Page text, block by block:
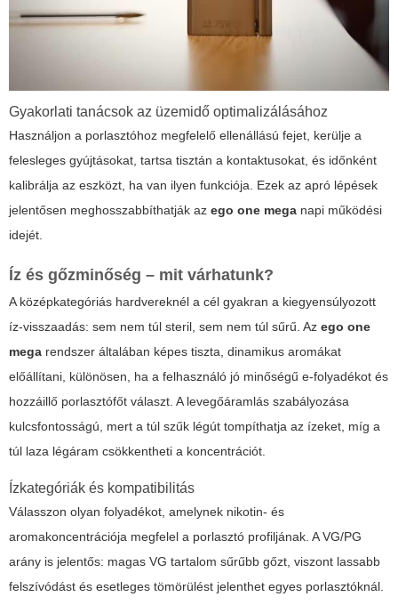
Gyakorlati tanácsok az üzemidő optimalizálásához
Használjon a porlasztóhoz megfelelő ellenállású fejet, kerülje a
felesleges gyújtásokat, tartsa tisztán a kontaktusokat, és időnként
kalibrálja az eszközt, ha van ilyen funkciója. Ezek az apró lépések
jelentősen meghosszabbíthatják az ego one mega napi működési
idejét.
Íz és gőzminőség – mit várhatunk?
A középkategóriás hardvereknél a cél gyakran a kiegyensúlyozott
íz-visszaadás: sem nem túl steril, sem nem túl sűrű. Az ego one
mega rendszer általában képes tiszta, dinamikus aromákat
előállítani, különösen, ha a felhasználó jó minőségű e-folyadékot és
hozzáillő porlasztófőt választ. A levegőáramlás szabályozása
kulcsfontosságú, mert a túl szűk légút tompíthatja az ízeket, míg a
túl laza légáram csökkentheti a koncentrációt.
Ízkategóriák és kompatibilitás
Válasszon olyan folyadékot, amelynek nikotin- és
aromakoncentrációja megfelel a porlasztó profiljának. A VG/PG
arány is jelentős: magas VG tartalom sűrűbb gőzt, viszont lassabb
felszívódást és esetleges tömörülést jelenthet egyes porlasztóknál.